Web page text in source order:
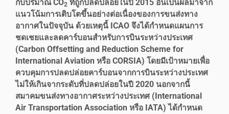
กับปริมาณ CO2 ที่ถูกปลดปล่อยในปี 2015 อันเป็นผลมาจาก
แนวโน้มการเติบโตขึ้นอย่างต่อเนื่องของการขนส่งทาง
อากาศในปัจจุบัน ด้วยเหตุนี้ ICAO จึงได้กำหนดแผนการ
ชดเชยและลดคาร์บอนสำหรับการบินระหว่างประเทศ
(Carbon Offsetting and Reduction Scheme for
International Aviation หรือ CORSIA) โดยมีเป้าหมายเพื่อ
ควบคุมการปลดปล่อยคาร์บอนจากการบินระหว่างประเทศ
ไม่ให้เกินจากระดับที่ปลดปล่อยในปี 2020 นอกจากนี้
สมาคมขนส่งทางอากาศระหว่างประเทศ (International
Air Transportation Association หรือ IATA) ได้กำหนด